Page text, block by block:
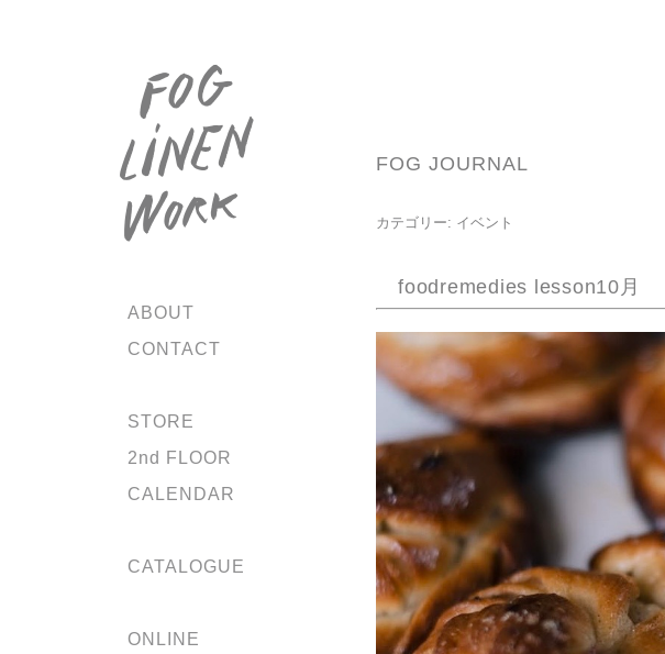
ABOUT
CONTACT
STORE
2nd FLOOR
CALENDAR
CATALOGUE
ONLINE
FOG JOURNAL
カテゴリー: イベント
foodremedies lesson10月